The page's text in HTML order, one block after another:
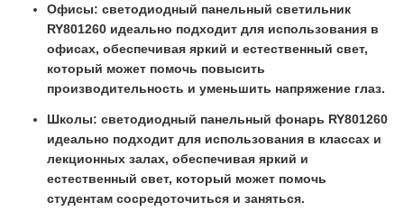
Офисы: светодиодный панельный светильник
RY801260 идеально подходит для использования в
офисах, обеспечивая яркий и естественный свет,
который может помочь повысить
производительность и уменьшить напряжение глаз.
Школы: светодиодный панельный фонарь RY801260
идеально подходит для использования в классах и
лекционных залах, обеспечивая яркий и
естественный свет, который может помочь
студентам сосредоточиться и заняться.